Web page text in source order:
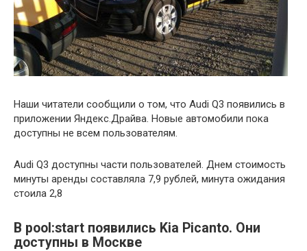
Наши читатели сообщили о том, что Audi Q3 появились в
приложении Яндекс.Драйва. Новые автомобили пока
доступны не всем пользователям.
Audi Q3 доступны части пользователей. Днем стоимость
минуты аренды составляла 7,9 рублей, минута ожидания
стоила 2,8
В pool:start появились Kia Picanto. Они
доступны в Москве